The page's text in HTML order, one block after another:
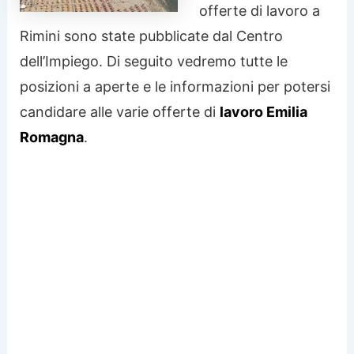
offerte di lavoro a
Rimini sono state pubblicate dal Centro
dell’Impiego. Di seguito vedremo tutte le
posizioni a aperte e le informazioni per potersi
candidare alle varie offerte di lavoro Emilia
Romagna.